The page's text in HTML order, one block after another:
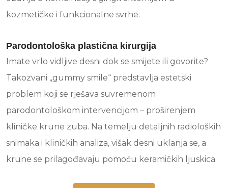
kozmetičke i funkcionalne svrhe.
Parodontološka plastična kirurgija
Imate vrlo vidljive desni dok se smijete ili govorite?
Takozvani „gummy smile“ predstavlja estetski
problem koji se rješava suvremenom
parodontološkom intervencijom – proširenjem
kliničke krune zuba. Na temelju detaljnih radioloških
snimaka i kliničkih analiza, višak desni uklanja se, a
krune se prilagođavaju pomoću keramičkih ljuskica.